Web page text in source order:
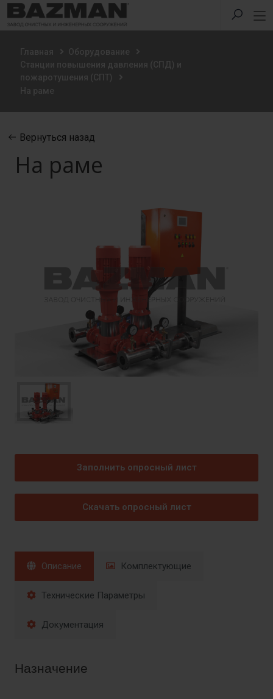
Главная
Оборудование
Станции повышения давления (СПД) и
пожаротушения (СПТ)
На раме
Вернуться назад
На раме
Заполнить опросный лист
Скачать опросный лист
Описание Комплектующие
Технические Параметры
Документация
Назначение